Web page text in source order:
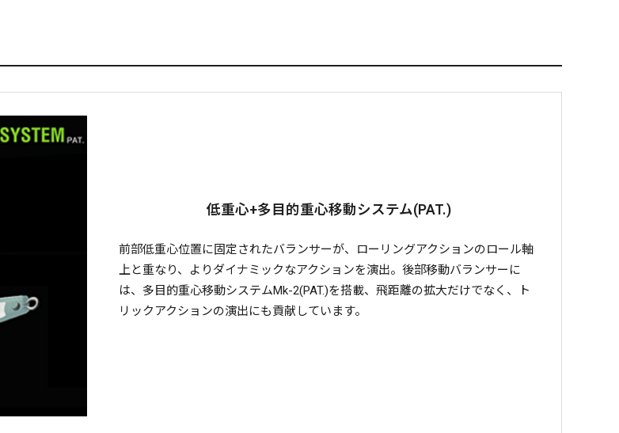
低重心+多目的重心移動システム(PAT.)
前部低重心位置に固定されたバランサーが、ローリングアクションのロール軸
上と重なり、よりダイナミックなアクションを演出。後部移動バランサーに
は、多目的重心移動システムMk-2(PAT.)を搭載、飛距離の拡大だけでなく、ト
リックアクションの演出にも貢献しています。